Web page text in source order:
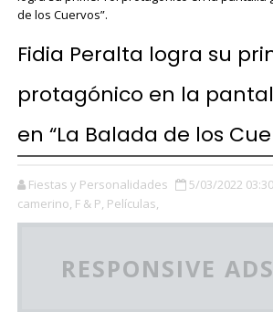
de los Cuervos”.
Fidia Peralta logra su
protagónico en la
en “La Balada de los
Fiestas y Personalidades 5/03/2022
camerino, F & P, Películas,
RESPONSIVE